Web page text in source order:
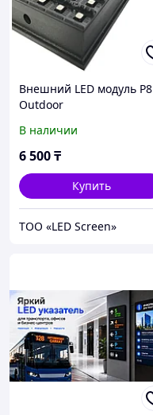
Внешний LED модуль P8
Outdoor
В наличии
6 500₸
Купить
ТОО «LED Screen»